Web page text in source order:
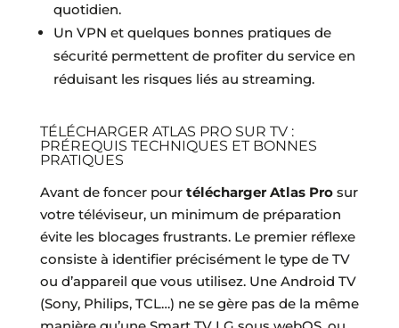
quotidien.
Un VPN et quelques bonnes pratiques de
sécurité permettent de profiter du service en
réduisant les risques liés au streaming.
TÉLÉCHARGER ATLAS PRO SUR TV :
PRÉREQUIS TECHNIQUES ET BONNES
PRATIQUES
Avant de foncer pour télécharger Atlas Prosur
votre téléviseur, un minimum de préparation
évite les blocages frustrants. Le premier réflexe
consiste à identifier précisément le type de TV
ou d’appareil que vous utilisez. Une Android TV
(Sony, Philips, TCL…) ne se gère pas de la même